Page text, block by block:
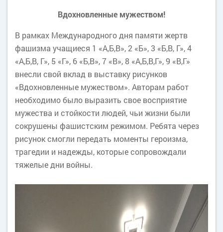
Вдохновленные мужеством!
В рамках Международного дня памяти жертв
фашизма учащиеся 1 «А,Б,В», 2 «Б», 3 «Б,В, Г», 4
«А,Б,В, Г», 5 «Г», 6 «Б,В», 7 «В», 8 «А,Б,В,Г», 9 «В,Г»
внесли свой вклад в выставку рисунков
«Вдохновленные мужеством». Авторам работ
необходимо было выразить свое восприятие
мужества и стойкости людей, чьи жизни были
сокрушены фашистским режимом. Ребята через
рисунок смогли передать моменты героизма,
трагедии и надежды, которые сопровождали
тяжелые дни войны.